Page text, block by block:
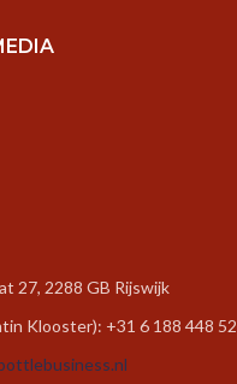
27, 2288 GB Rijswijk
Klooster): +31 6 188 448 52